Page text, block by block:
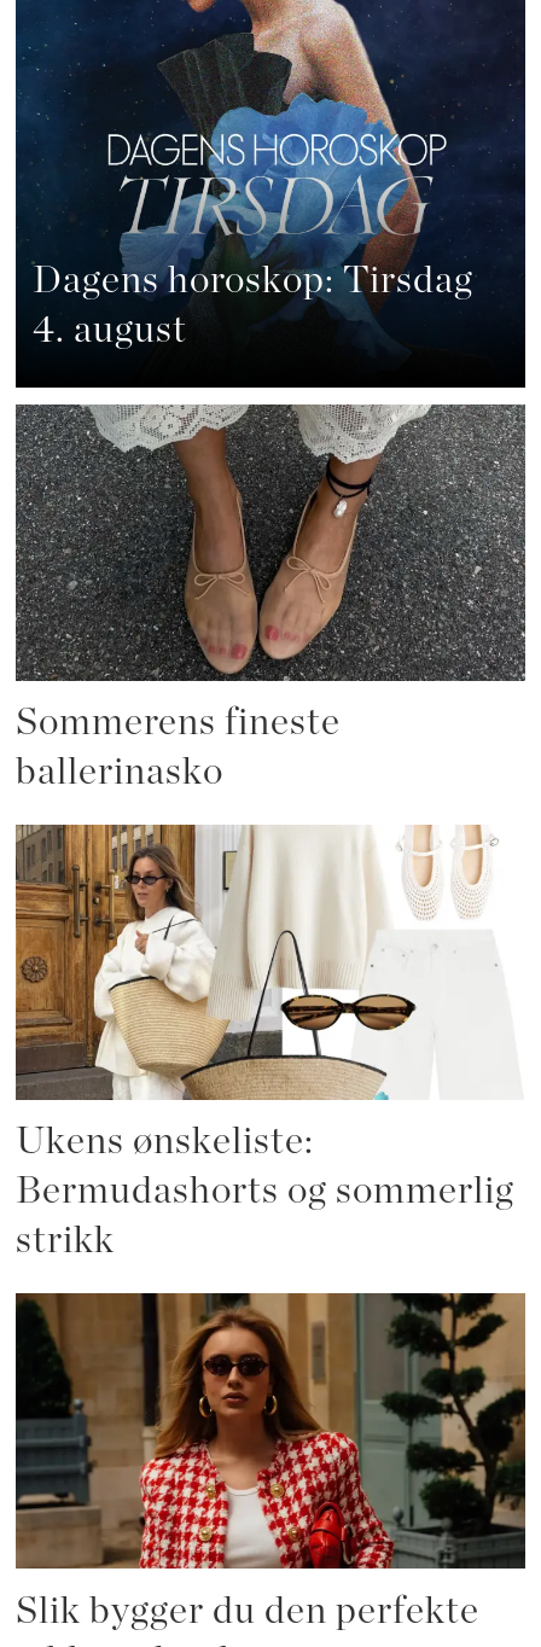
Dagens horoskop: Tirsdag
4. august
Sommerens fineste
ballerinasko
Ukens ønskeliste:
Bermudashorts og sommerlig
strikk
Slik bygger du den perfekte